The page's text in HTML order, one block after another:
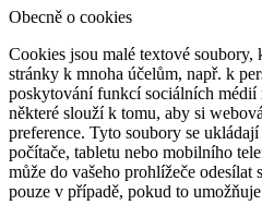
Obecně o cookies
Cookies jsou malé textové
stránky k mnoha účelům, např. k
poskytování funkcí sociálních médií
některé slouží k tomu, aby si
preference. Tyto soubory se
počítače, tabletu nebo mobilního
může do vašeho prohlížeče odesílat
pouze v případě, pokud to